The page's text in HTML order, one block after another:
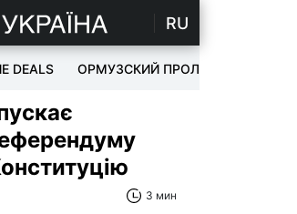
RU
DEALS ОРМУЗСКИЙ ПРОЛИВ
3 мин